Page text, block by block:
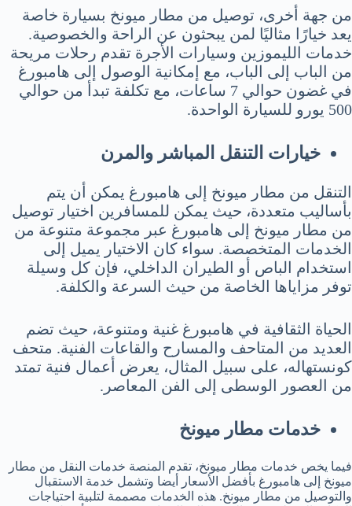
من جهة أخرى، توصيل من مطار ميونخ بسيارة خاصة
يعد خيارًا مثاليًا لمن يبحثون عن الراحة والخصوصية.
خدمات الليموزين وسيارات الأجرة تقدم رحلات مريحة
من الباب إلى الباب، مع إمكانية الوصول إلى هامبورغ
في غضون حوالي 7 ساعات، مع تكلفة تبدأ من حوالي
500 يورو للسيارة الواحدة.
خيارات التنقل المباشر والمرن
التنقل من مطار ميونخ إلى هامبورغ يمكن أن يتم
بأساليب متعددة، حيث يمكن للمسافرين اختيار توصيل
من مطار ميونخ إلى هامبورغ عبر مجموعة متنوعة من
الخدمات المتخصصة. سواء كان الاختيار يميل إلى
استخدام الباص أو الطيران الداخلي، فإن كل وسيلة
توفر مزاياها الخاصة من حيث السرعة والكلفة.
الحياة الثقافية في هامبورغ غنية ومتنوعة، حيث تضم
العديد من المتاحف والمسارح والقاعات الفنية. متحف
كونستهاله، على سبيل المثال، يعرض أعمال فنية تمتد
من العصور الوسطى إلى الفن المعاصر.
خدمات مطار ميونخ
فيما يخص خدمات مطار ميونخ، تقدم المنصة خدمات النقل من مطار
ميونخ إلى هامبورغ بأفضل الأسعار أيضا وتشمل خدمة الاستقبال
والتوصيل من مطار ميونخ. هذه الخدمات مصممة لتلبية احتياجات